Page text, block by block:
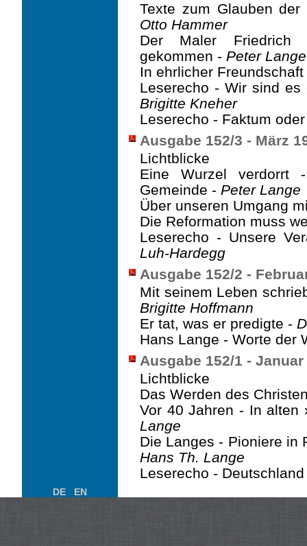
Texte zum Glauben
Otto Hammer
Der Maler
gekommen - Peter Lange
In ehrlicher
Leserecho - Wir sind
Brigitte Kneher
Leserecho - Faktum
Ausgabe 152/3 - März
Lichtblicke
Eine Wurzel verdorrt
Gemeinde - Peter Lange
Über unseren Umgang
Die Reformation muss
Leserecho - Unsere
Luh-Hardegg
Ausgabe 152/2 -
Mit seinem Leben
Brigitte Hoffmann
Er tat, was er predigte -
Hans Lange - Worte der
Ausgabe 152/1 -
Lichtblicke
Das Werden des
Vor 40 Jahren - In alten
Lange
Die Langes - Pioniere in
Hans Th. Lange
Leserecho -
DE EN